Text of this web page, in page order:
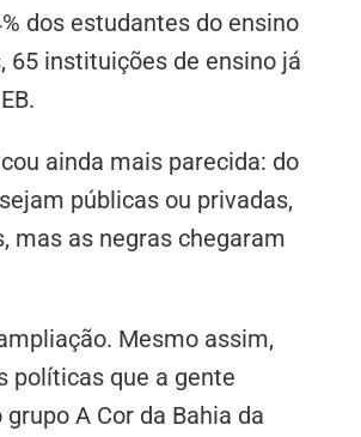
dos estudantes do ensino
65 instituições de ensino já
ainda mais parecida: do
públicas ou privadas,
mas as negras chegaram
Mesmo assim,
políticas que a gente
A Cor da Bahia da